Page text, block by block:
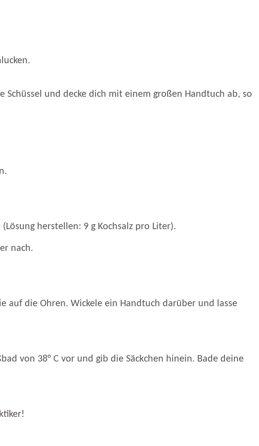
Schüssel und decke dich mit einem großen Handtuch ab, so
herstellen: 9 g Kochsalz pro Liter).
nach.
auf die Ohren. Wickele ein Handtuch darüber und lasse
von 38° C vor und gib die Säckchen hinein. Bade deine